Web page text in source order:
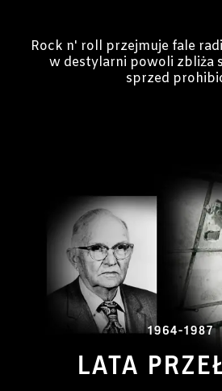
Rock n' roll przejmuje fale
w destylarni powoli zbliża
sprzed
1964-1987
LATA